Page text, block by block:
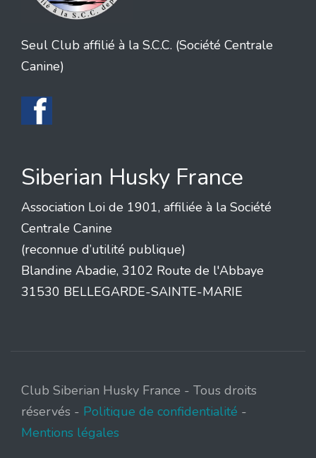
Seul Club affilié à la S.C.C. (Société Centrale
Canine)
Siberian Husky France
Association Loi de 1901, affiliée à la Société
Centrale Canine
(reconnue d’utilité publique)
Blandine Abadie, 3102 Route de l'Abbaye
31530 BELLEGARDE-SAINTE-MARIE
Club Siberian Husky France - Tous droits
réservés - Politique de confidentialité -
Mentions légales